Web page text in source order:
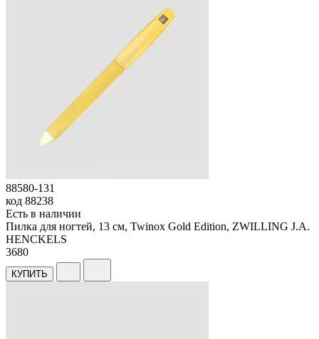
88580-131
код 88238
Есть в наличии
Пилка для ногтей, 13 см, Twinox Gold Edition, ZWILLING J.A.
HENCKELS
3680
КУПИТЬ